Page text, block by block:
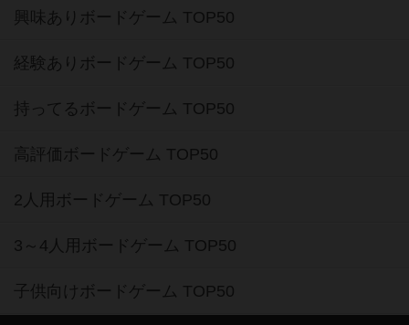
興味ありボードゲーム TOP50
経験ありボードゲーム TOP50
持ってるボードゲーム TOP50
高評価ボードゲーム TOP50
2人用ボードゲーム TOP50
3～4人用ボードゲーム TOP50
子供向けボードゲーム TOP50